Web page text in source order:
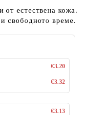
естествена кожа.
свободното време.
€3.20
€3.32
€3.13